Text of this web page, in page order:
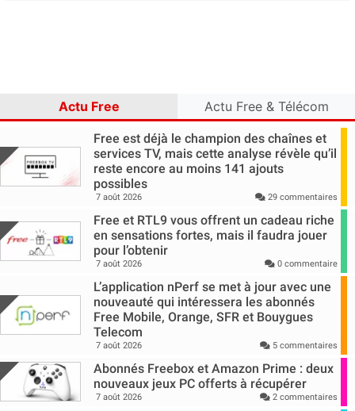
Actu Free Actu Free & Télécom
Free est déjà le champion des chaînes et
services TV, mais cette analyse révèle qu’il
reste encore au moins 141 ajouts
possibles
7 août 2026 29 commentaires
Free et RTL9 vous offrent un cadeau riche
en sensations fortes, mais il faudra jouer
pour l’obtenir
7 août 2026 0 commentaire
L’application nPerf se met à jour avec une
nouveauté qui intéressera les abonnés
Free Mobile, Orange, SFR et Bouygues
Telecom
7 août 2026 5 commentaires
Abonnés Freebox et Amazon Prime : deux
nouveaux jeux PC offerts à récupérer
7 août 2026 2 commentaires